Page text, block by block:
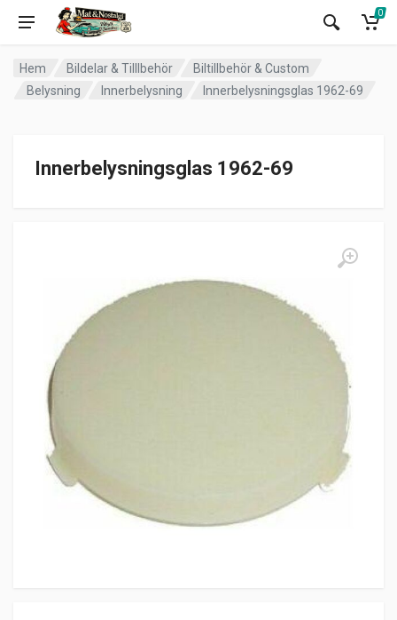
0
Hem Bildelar & Tilllbehör
Biltillbehör & Custom
Belysning
Innerbelysning Innerbelysningsglas 1962-69
Innerbelysningsglas 1962-69